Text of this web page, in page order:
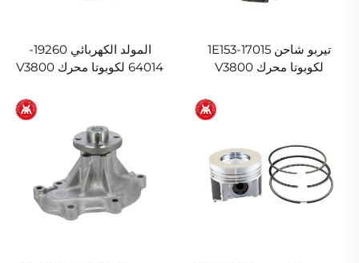
تيربو شاحن 1E153-17015
لكوبوتا محرك V3800
المولد الكهربائي 19260-
64014 لكوبوتا محرك V3800